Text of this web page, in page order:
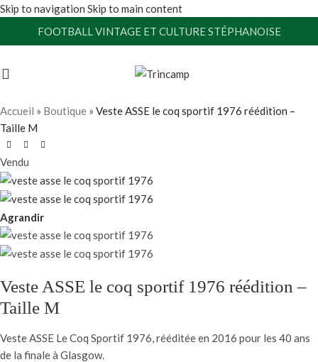
Skip to navigation Skip to main content
FOOTBALL VINTAGE ET CULTURE STÉPHANOISE
Accueil » Boutique » Veste ASSE le coq sportif 1976 réédition –
Taille M
Vendu
Agrandir
Veste ASSE le coq sportif 1976 réédition –
Taille M
Veste ASSE Le Coq Sportif 1976, rééditée en 2016 pour les 40 ans
de la finale à Glasgow.